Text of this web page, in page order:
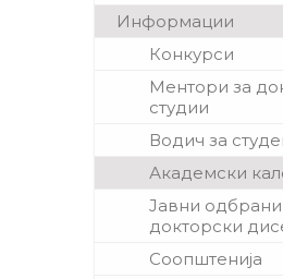
Информации
Конкурси
Ментори за
студии
Водич за
Академски
Јавни
докторски
Соопштенија